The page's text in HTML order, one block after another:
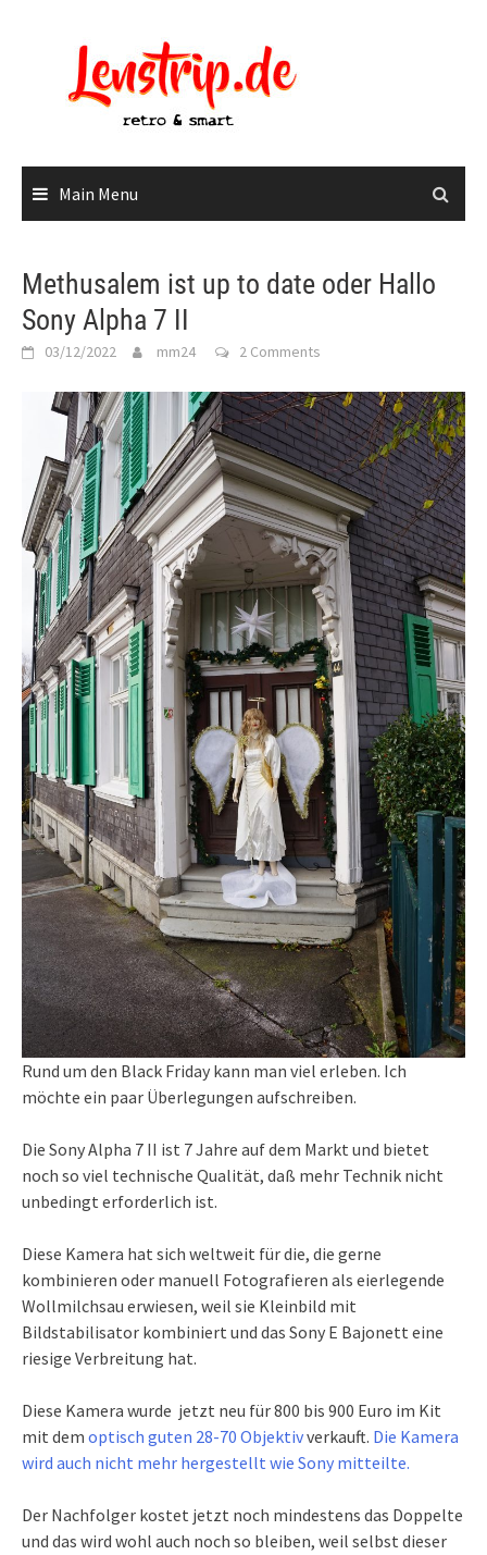
Main Menu
Methusalem ist up to date oder Hallo
Sony Alpha 7 II
03/12/2022 mm24 2 Comments
Rund um den Black Friday kann man viel erleben. Ich
möchte ein paar Überlegungen aufschreiben.
Die Sony Alpha 7 II ist 7 Jahre auf dem Markt und bietet
noch so viel technische Qualität, daß mehr Technik nicht
unbedingt erforderlich ist.
Diese Kamera hat sich weltweit für die, die gerne
kombinieren oder manuell Fotografieren als eierlegende
Wollmilchsau erwiesen, weil sie Kleinbild mit
Bildstabilisator kombiniert und das Sony E Bajonett eine
riesige Verbreitung hat.
Diese Kamera wurde jetzt neu für 800 bis 900 Euro im Kit
mit dem optisch guten 28-70 Objektivverkauft. Die Kamera
wird auch nicht mehr hergestellt wie Sony mitteilte.
Der Nachfolger kostet jetzt noch mindestens das Doppelte
und das wird wohl auch noch so bleiben, weil selbst dieser